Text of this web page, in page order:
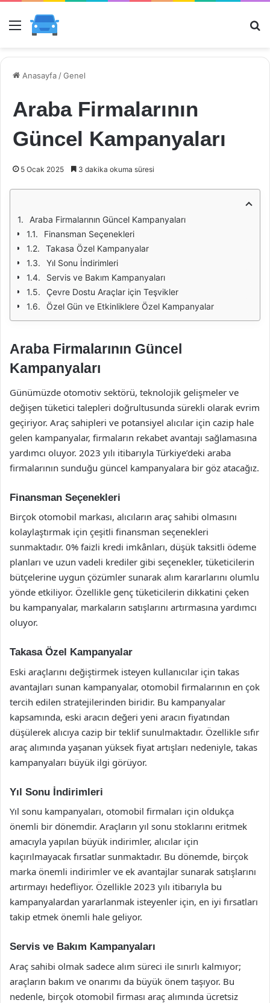
Menü
Anasayfa /Genel
Araba Firmalarının
Güncel Kampanyaları
5 Ocak 2025 3 dakika okuma süresi
Araba Firmalarının Güncel Kampanyaları
Finansman Seçenekleri
Takasa Özel Kampanyalar
Yıl Sonu İndirimleri
Servis ve Bakım Kampanyaları
Çevre Dostu Araçlar için Teşvikler
Özel Gün ve Etkinliklere Özel Kampanyalar
Araba Firmalarının Güncel
Kampanyaları
Günümüzde otomotiv sektörü, teknolojik gelişmeler ve
değişen tüketici talepleri doğrultusunda sürekli olarak evrim
geçiriyor. Araç sahipleri ve potansiyel alıcılar için cazip hale
gelen kampanyalar, firmaların rekabet avantajı sağlamasına
yardımcı oluyor. 2023 yılı itibarıyla Türkiye’deki araba
firmalarının sunduğu güncel kampanyalara bir göz atacağız.
Finansman Seçenekleri
Birçok otomobil markası, alıcıların araç sahibi olmasını
kolaylaştırmak için çeşitli finansman seçenekleri
sunmaktadır. 0% faizli kredi imkânları, düşük taksitli ödeme
planları ve uzun vadeli krediler gibi seçenekler, tüketicilerin
bütçelerine uygun çözümler sunarak alım kararlarını olumlu
yönde etkiliyor. Özellikle genç tüketicilerin dikkatini çeken
bu kampanyalar, markaların satışlarını artırmasına yardımcı
oluyor.
Takasa Özel Kampanyalar
Eski araçlarını değiştirmek isteyen kullanıcılar için takas
avantajları sunan kampanyalar, otomobil firmalarının en çok
tercih edilen stratejilerinden biridir. Bu kampanyalar
kapsamında, eski aracın değeri yeni aracın fiyatından
düşülerek alıcıya cazip bir teklif sunulmaktadır. Özellikle sıfır
araç alımında yaşanan yüksek fiyat artışları nedeniyle, takas
kampanyaları büyük ilgi görüyor.
Yıl Sonu İndirimleri
Yıl sonu kampanyaları, otomobil firmaları için oldukça
önemli bir dönemdir. Araçların yıl sonu stoklarını eritmek
amacıyla yapılan büyük indirimler, alıcılar için
kaçırılmayacak fırsatlar sunmaktadır. Bu dönemde, birçok
marka önemli indirimler ve ek avantajlar sunarak satışlarını
artırmayı hedefliyor. Özellikle 2023 yılı itibarıyla bu
kampanyalardan yararlanmak isteyenler için, en iyi fırsatları
takip etmek önemli hale geliyor.
Servis ve Bakım Kampanyaları
Araç sahibi olmak sadece alım süreci ile sınırlı kalmıyor;
araçların bakım ve onarımı da büyük önem taşıyor. Bu
nedenle, birçok otomobil firması araç alımında ücretsiz